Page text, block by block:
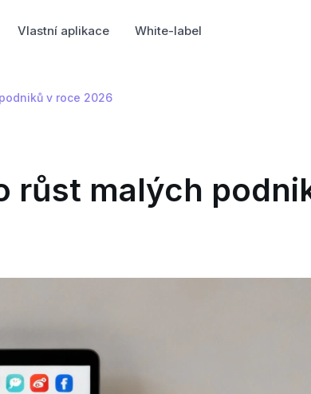
Vlastní aplikace White-label
v roce 2026
růst malých